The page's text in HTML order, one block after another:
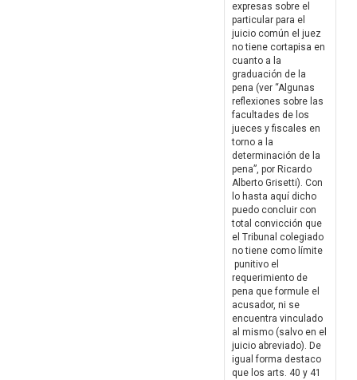
expresas sobre el
particular para el
juicio común el juez
no tiene cortapisa en
cuanto a la
graduación de la
pena (ver “Algunas
reflexiones sobre las
facultades de los
jueces y fiscales en
torno a la
determinación de la
pena”, por Ricardo
Alberto Grisetti). Con
lo hasta aquí dicho
puedo concluir con
total convicción que
el Tribunal colegiado
no tiene como límite
punitivo el
requerimiento de
pena que formule el
acusador, ni se
encuentra vinculado
al mismo (salvo en el
juicio abreviado). De
igual forma destaco
que los arts. 40 y 41